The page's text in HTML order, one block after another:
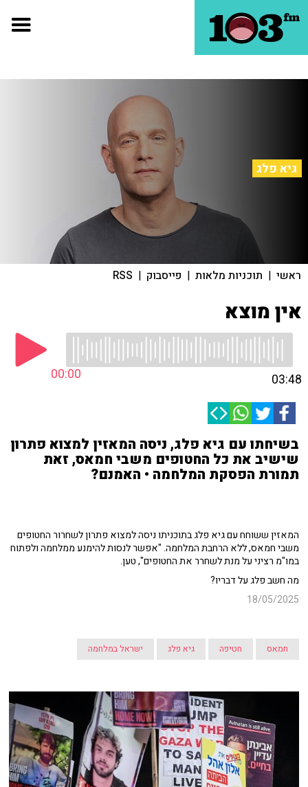
גיא פלג
ראשי | תוכניות מלאות | פייסבוק |
RSS
אין מוצא
00:00 03:48
בשיחתו עם גיא פלג, ניסה המאזין למצוא פתרון
שישיב את כל החטופים משבי חמאס, זאת
תמורת הפסקת המלחמה • האמנם?
המאזין ששוחח עם גיא פלג בתוכניתו ניסה למצוא פתרון לשחרור החטופים
משבי חמאס, ללא הרחבת המלחמה. "אפשר לנסות להימנע ממלחמה ולפתוח
במו"מ רציני על מנת לשחרר את החטופים", טען.
מה חשב פלג על דבריו?
18/05/2025
חמאס חטיפה גיא פלג ישראל במלחמה